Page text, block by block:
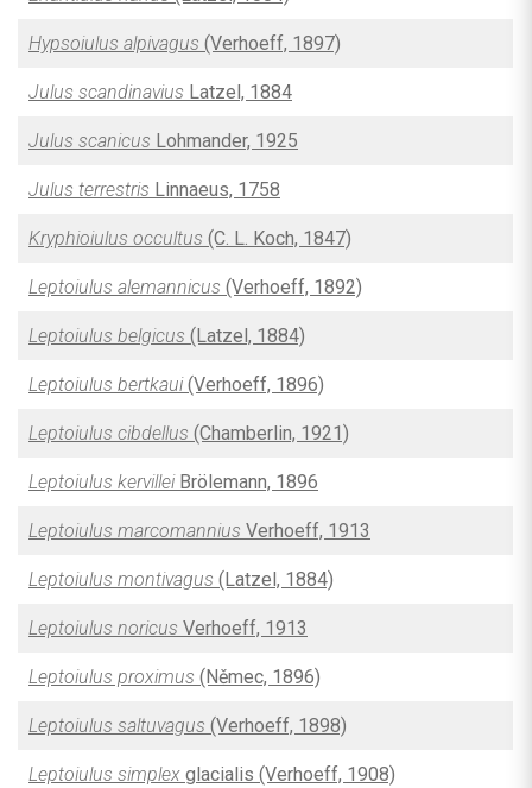
Hypsoiulus alpivagus (Verhoeff, 1897)
Julus scandinavius Latzel, 1884
Julus scanicus Lohmander, 1925
Julus terrestris Linnaeus, 1758
Kryphioiulus occultus (C. L. Koch, 1847)
Leptoiulus alemannicus (Verhoeff, 1892)
Leptoiulus belgicus (Latzel, 1884)
Leptoiulus bertkaui(Verhoeff, 1896)
Leptoiulus cibdellus (Chamberlin, 1921)
Leptoiulus kervilleiBrölemann, 1896
Leptoiulus marcomannius Verhoeff, 1913
Leptoiulus montivagus (Latzel, 1884)
Leptoiulus noricus Verhoeff, 1913
Leptoiulus proximus (Němec, 1896)
Leptoiulus saltuvagus (Verhoeff, 1898)
Leptoiulus simplex glacialis (Verhoeff, 1908)